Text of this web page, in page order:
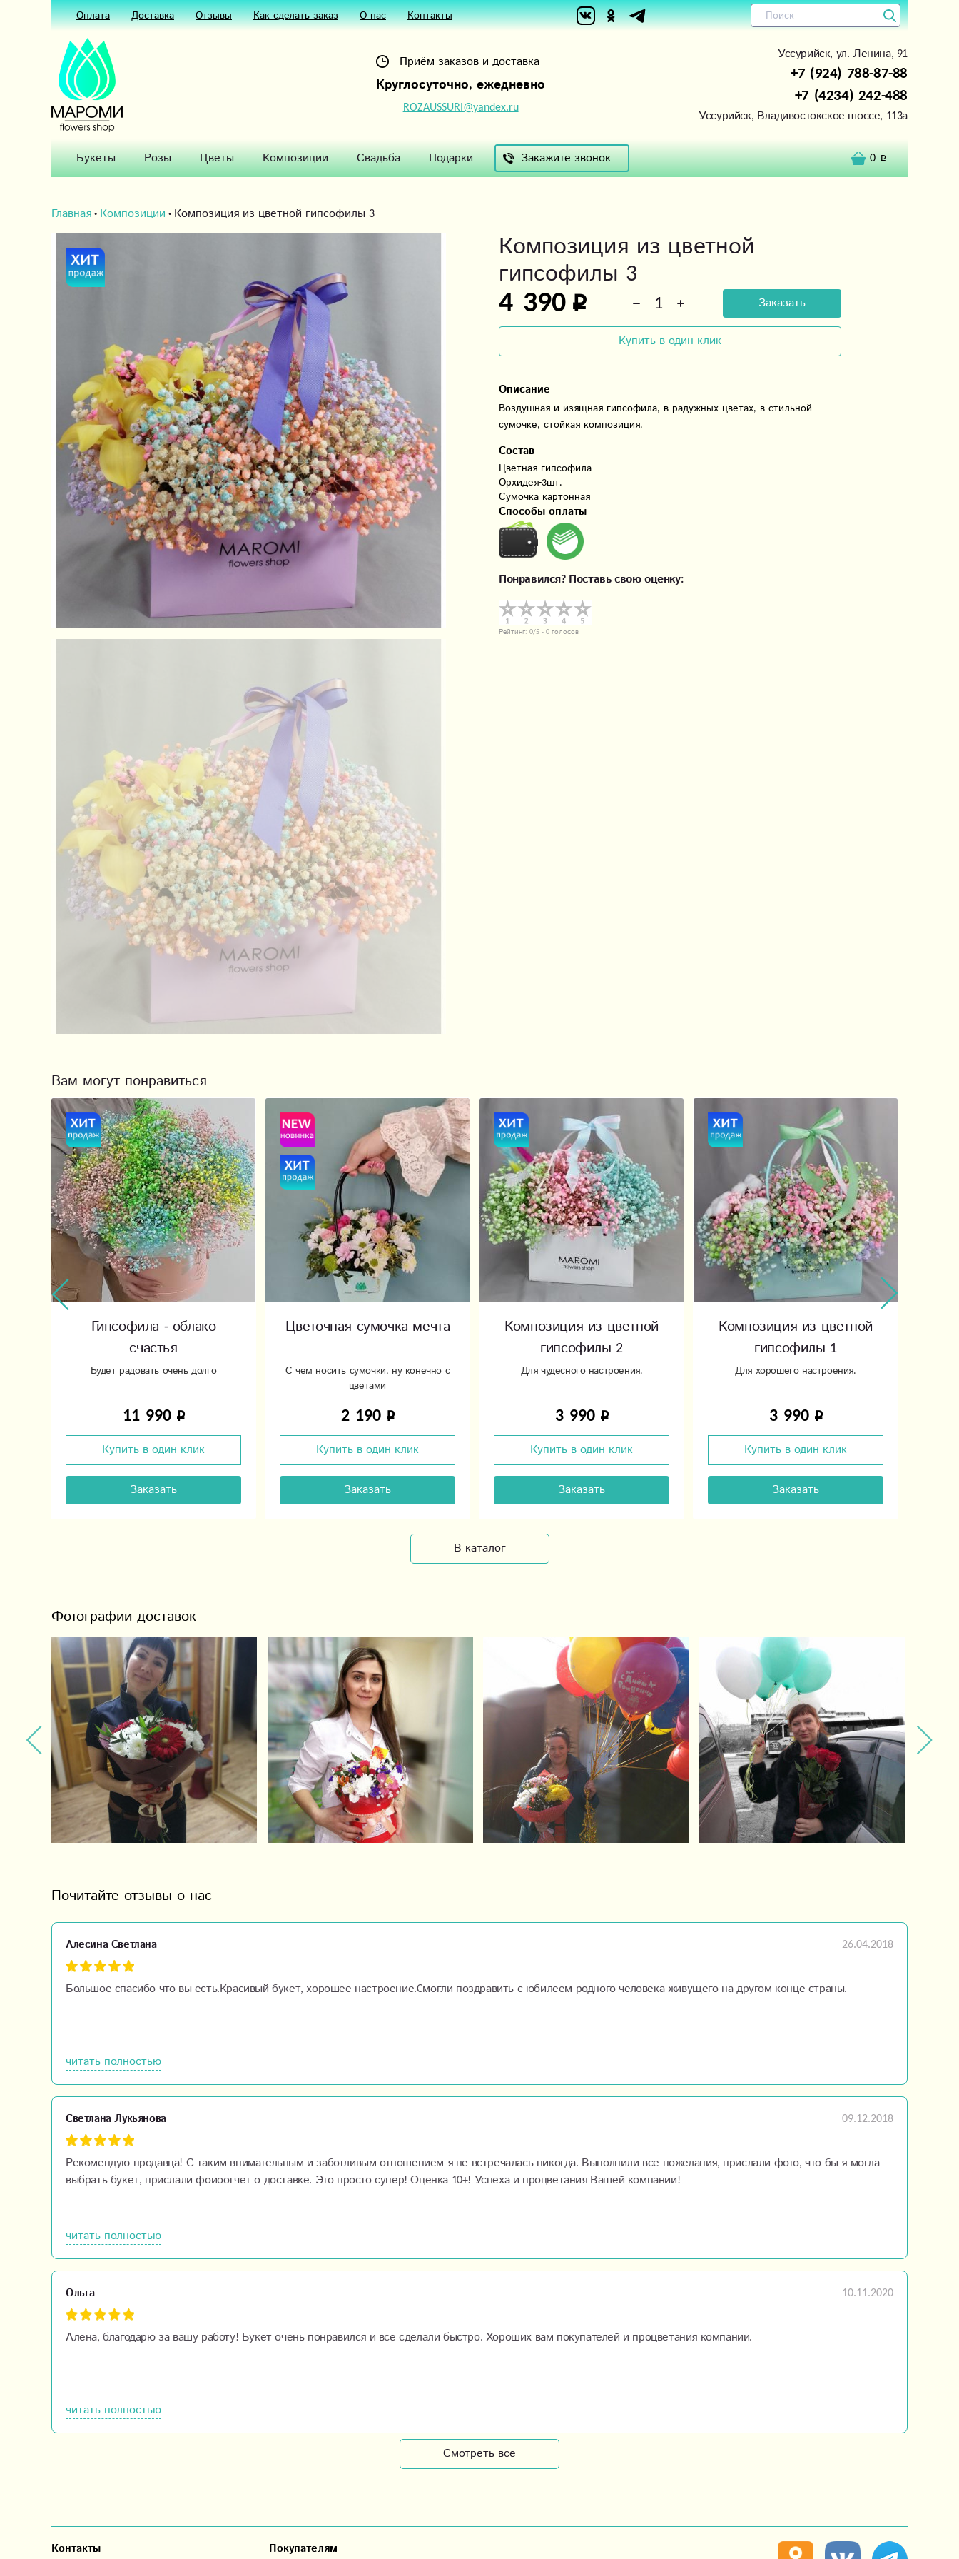
Оплата Доставка Отзывы Как сделать заказ О нас Контакты
Приём заказов и доставка
Круглосуточно, ежедневно
ROZAUSSURI@yandex.ru
Уссурийск, ул. Ленина, 91
+7 (924) 788-87-88
+7 (4234) 242-488
Уссурийск, Владивостокское шоссе, 113а
Букеты Розы Цветы Композиции Свадьба Подарки Закажите звонок 0
Главная Композиции Композиция из цветной гипсофилы 3
Композиция из цветной
гипсофилы 3
4 390 Заказать
Купить в один клик
Описание
Воздушная и изящная гипсофила, в радужных цветах, в стильной
сумочке, стойкая композиция.
Состав
Цветная гипсофила
Орхидея-3шт.
Способы оплаты
Понравился? Поставь свою оценку:
Рейтинг: 0/5 - 0 голосов
Вам могут понравиться
Гипсофила - облако
счастья
Будет радовать очень долго
11 990
Купить в один клик
Заказать
Цветочная сумочка мечта
С чем носить сумочки, ну конечно с
цветами
2 190
Купить в один клик
Заказать
Композиция из цветной
гипсофилы 2
Для чудесного настроения.
3 990
Купить в один клик
Заказать
Композиция из цветной
гипсофилы 1
Для хорошего настроения.
3 990
Купить в один клик
Заказать
В каталог
Фотографии доставок
Почитайте отзывы о нас
Алесина Светлана 26.04.2018
Большое спасибо что вы есть.Красивый букет, хорошее настроение.Cмогли поздравить с юбилеем родного человека живущего на другом конце страны.
читать полностью
Светлана Лукьянова 09.12.2018
Рекомендую продавца! С таким внимательным и заботливым отношением я не встречалась никогда. Выполнили все пожелания, прислали фото, что бы я могла
выбрать букет, прислали фоиоотчет о доставке. Это просто супер! Оценка 10+! Успеха и процветания Вашей компании!
читать полностью
Ольга 10.11.2020
Алена, благодарю за вашу работу! Букет очень понравился и все сделали быстро. Хороших вам покупателей и процветания компании.
читать полностью
Смотреть все
Контакты Покупателям